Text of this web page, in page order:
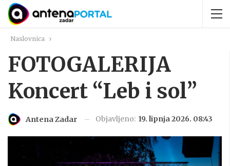
Naslovnica
FOTOGALERIJA
Koncert “Leb i sol”
Antena Zadar Objavljeno: 19. lipnja 2026. 08:43